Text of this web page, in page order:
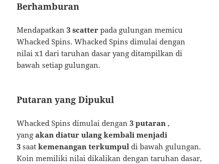
Berhamburan
Mendapatkan3 scatter pada gulungan memicu
Whacked Spins. Whacked Spins dimulai dengan
nilai x1 dari taruhan dasar yang ditampilkan di
bawah setiap gulungan.
Putaran yang Dipukul
Whacked Spins dimulai dengan3 putaran ,
yangakan diatur ulang kembali menjadi
3 saatkemenangan terkumpul di bawah gulungan.
Koin memiliki nilai dikalikan dengan taruhan dasar,